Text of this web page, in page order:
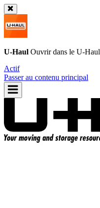
U-Haul Ouvrir dans le U-Haul
Actif
Passer au contenu principal